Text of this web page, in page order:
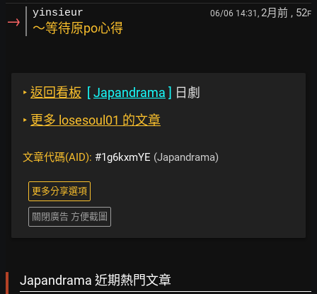
→ yinsieur 06/06 14:31, 2月前 , 52F
～等待原po心得
‣ 返回看板 [Japandrama ] 日劇
‣ 更多 losesoul01 的文章
文章代碼(AID): #1g6kxmYE (Japandrama)
更多分享選項
關閉廣告 方便截圖
Japandrama 近期熱門文章